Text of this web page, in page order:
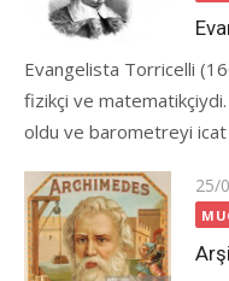
Evangelista Torricelli
fizikçi ve
oldu ve barometreyi
on
25/